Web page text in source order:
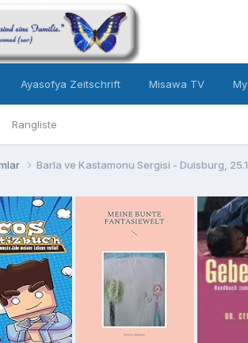
Rangliste
Ayasofya Zeitschrift Misawa TV
Barla ve Kastamonu Sergisi - Duisburg,